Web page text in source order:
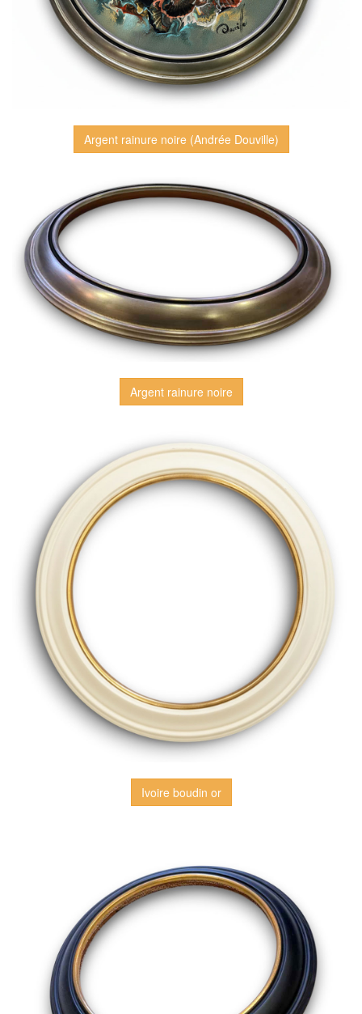
Argent rainure noire (Andrée Douville)
Argent rainure noire
Ivoire boudin or